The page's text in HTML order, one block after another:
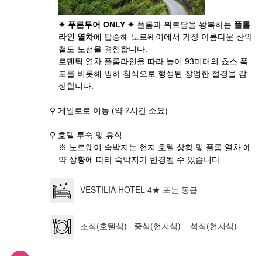
✴ 푸른투어 ONLY ✴ 플롬과 뮈르달을 왕복하는 플롬
라인 열차에 탑승해 노르웨이에서 가장 아름다운 산악
철도 노선을 경험합니다.
로맨틱 열차 플롬라인을 따라 높이 93미터의 쵸스 폭
포를 비롯해 빙하 침식으로 형성된 장엄한 절경을 감
상합니다.
⚲ 게일로로 이동 (약 2시간 소요)
⚲ 호텔 투숙 및 휴식
※ 노르웨이 숙박지는 현지 호텔 상황 및 플롬 열차 예
약 상황에 따라 숙박지가 변경될 수 있습니다.
VESTILIA HOTEL 4★ 또는 동급
조식(호텔식) 중식(현지식) 석식(현지식)